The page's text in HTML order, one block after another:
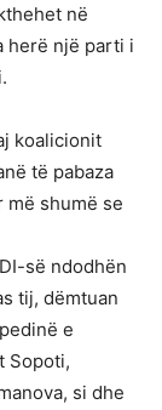
në
herë një parti i
koalicionit
të pabaza
më shumë se
së ndodhën
tij, dëmtuan
e
Sopoti,
si dhe